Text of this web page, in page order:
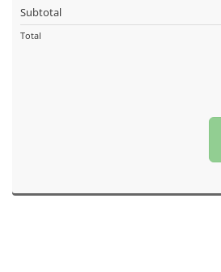
Subtotal
Total